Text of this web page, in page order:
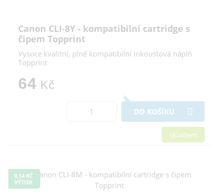
Canon CLI-8Y - kompatibilní cartridge s
čipem Topprint
Vysoce kvalitní, plně kompatibilní inkoustová náplň
Topprint
64 Kč
DO KOŠÍKU
skladem
0,14 KČ
VÝTISK